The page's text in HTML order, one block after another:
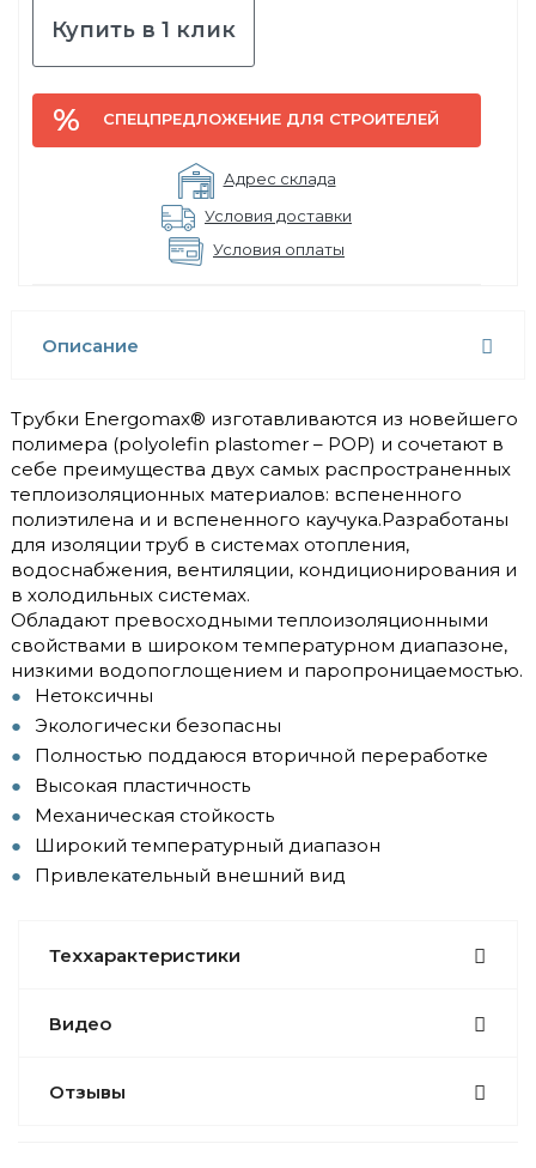
Купить в 1 клик
СПЕЦПРЕДЛОЖЕНИЕ ДЛЯ СТРОИТЕЛЕЙ
Адрес склада
Условия доставки
Условия оплаты
Описание
Трубки Energomax® изготавливаются из новейшего
полимера (polyolefin plastomer – POP) и сочетают в
себе преимущества двух самых распространенных
теплоизоляционных материалов: вспененного
полиэтилена и и вспененного каучука.Разработаны
для изоляции труб в системах отопления,
водоснабжения, вентиляции, кондиционирования и
в холодильных системах.
Обладают превосходными теплоизоляционными
свойствами в широком температурном диапазоне,
низкими водопоглощением и паропроницаемостью.
Нетоксичны
Экологически безопасны
Полностью поддаюся вторичной переработке
Высокая пластичность
Механическая стойкость
Широкий температурный диапазон
Привлекательный внешний вид
Теххарактеристики
Видео
Отзывы